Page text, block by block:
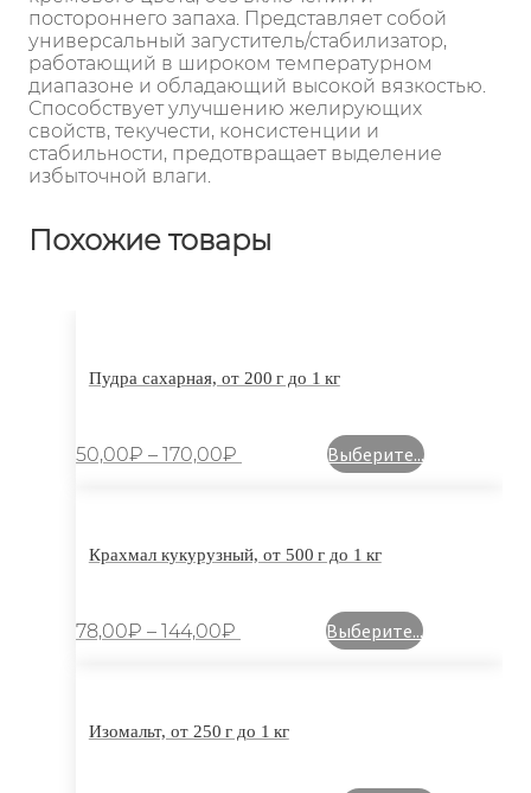
постороннего запаха. Представляет собой
универсальный загуститель/стабилизатор,
работающий в широком температурном
диапазоне и обладающий высокой вязкостью.
Способствует улучшению желирующих
свойств, текучести, консистенции и
стабильности, предотвращает выделение
избыточной влаги.
Похожие товары
Пудра сахарная, от 200 г до 1 кг
50,00₽ – 170,00₽ Выберите...
Крахмал кукурузный, от 500 г до 1 кг
78,00₽ – 144,00₽ Выберите...
Изомальт, от 250 г до 1 кг